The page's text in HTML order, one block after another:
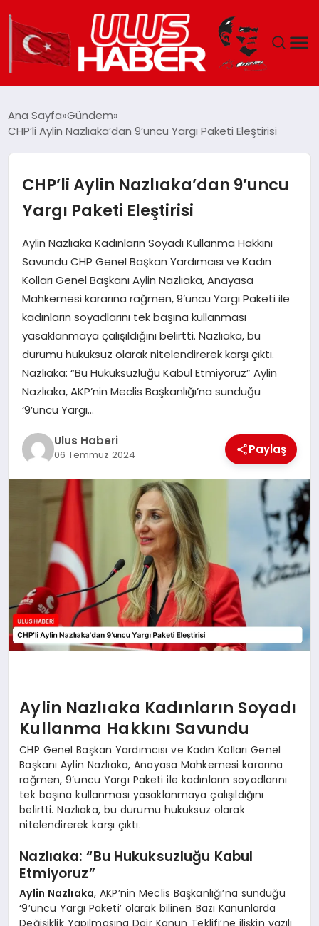
DÜNYA
EKONOMI
SIYASET
TEKNOLOJI
Ana Sayfa Gündem
CHP’li Aylin Nazlıaka’dan 9’uncu Yargı Paketi Eleştirisi
CHP’li Aylin Nazlıaka’dan 9’uncu
Yargı Paketi Eleştirisi
Aylin Nazlıaka Kadınların Soyadı Kullanma Hakkını
Savundu CHP Genel Başkan Yardımcısı ve Kadın
Kolları Genel Başkanı Aylin Nazlıaka, Anayasa
Mahkemesi kararına rağmen, 9’uncu Yargı Paketi ile
kadınların soyadlarını tek başına kullanması
yasaklanmaya çalışıldığını belirtti. Nazlıaka, bu
durumu hukuksuz olarak nitelendirerek karşı çıktı.
Nazlıaka: “Bu Hukuksuzluğu Kabul Etmiyoruz” Aylin
Nazlıaka, AKP’nin Meclis Başkanlığı’na sunduğu
‘9’uncu Yargı…
Ulus Haberi
06 Temmuz 2024 Paylaş
Aylin Nazlıaka Kadınların Soyadı
Kullanma Hakkını Savundu
CHP Genel Başkan Yardımcısı ve Kadın Kolları Genel
Başkanı Aylin Nazlıaka, Anayasa Mahkemesi kararına
rağmen, 9’uncu Yargı Paketi ile kadınların soyadlarını
tek başına kullanması yasaklanmaya çalışıldığını
belirtti. Nazlıaka, bu durumu hukuksuz olarak
nitelendirerek karşı çıktı.
Nazlıaka: “Bu Hukuksuzluğu Kabul
Etmiyoruz”
Aylin Nazlıaka, AKP’nin Meclis Başkanlığı’na sunduğu
‘9’uncu Yargı Paketi’ olarak bilinen Bazı Kanunlarda
Değişiklik Yapılmasına Dair Kanun Teklifi’ne ilişkin yazılı